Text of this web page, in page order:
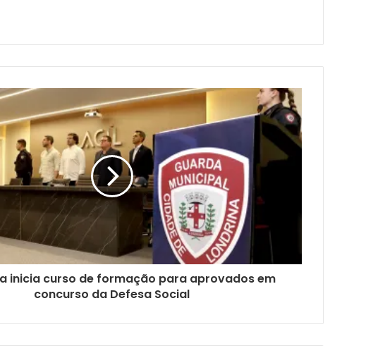
inicia curso de formação para aprovados em
concurso da Defesa Social